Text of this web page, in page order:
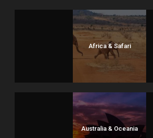
Africa & Safari
Australia & Oceania